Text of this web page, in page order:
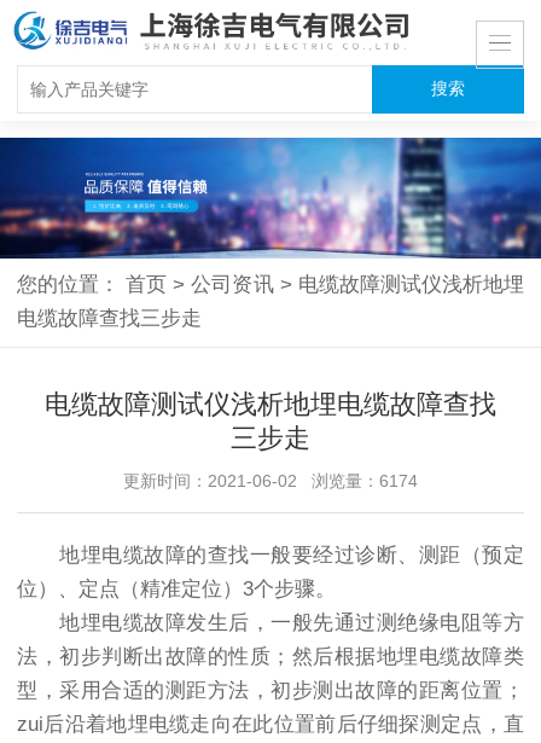
您的位置：首页 > 公司资讯 > 电缆故障测试仪浅析地埋
电缆故障查找三步走
电缆故障测试仪浅析地埋电缆故障查找
三步走
更新时间：2021-06-02 浏览量：6174
地埋电缆故障的查找一般要经过诊断、测距（预定
位）、定点（精准定位）3个步骤。
地埋电缆故障发生后，一般先通过测绝缘电阻等方
法，初步判断出故障的性质；然后根据地埋电缆故障类
型，采用合适的测距方法，初步测出故障的距离位置；
zui后沿着地埋电缆走向在此位置前后仔细探测定点，直